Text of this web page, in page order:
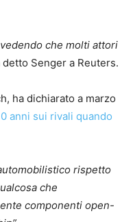
che molti attori
detto Senger a Reuters.
ha dichiarato a marzo
anni sui rivali quando
rispetto
che
componenti open-